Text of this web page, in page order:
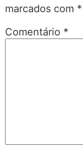
marcados com *
Comentário *